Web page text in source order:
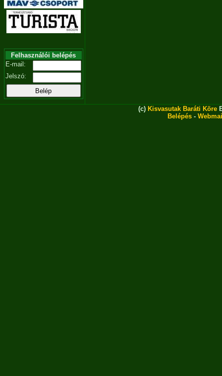
Felhasználói belépés
E-mail:
Jelszó:
(c) Kisvasutak Baráti Köre
Belépés -